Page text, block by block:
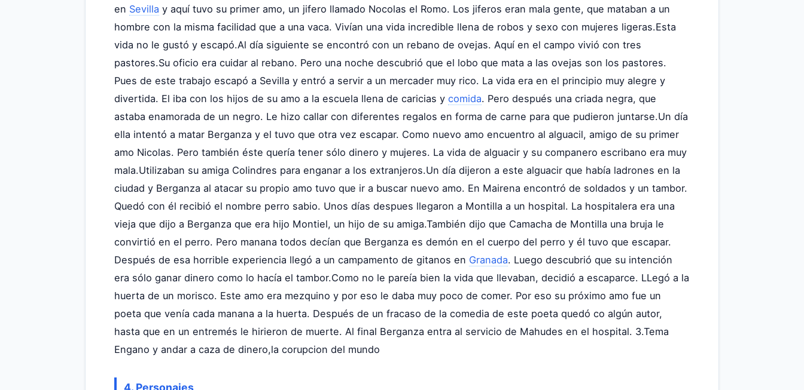
en Sevilla y aquí tuvo su primer amo, un jifero llamado Nocolas el Romo. Los jiferos eran mala gente, que mataban a un
hombre con la misma facilidad que a una vaca. Vivían una vida incredible llena de robos y sexo con mujeres ligeras.Esta
vida no le gustó y escapó.Al día siguiente se encontró con un rebano de ovejas. Aquí en el campo vivió con tres
pastores.Su oficio era cuidar al rebano. Pero una noche descubrió que el lobo que mata a las ovejas son los pastores.
Pues de este trabajo escapó a Sevilla y entró a servir a un mercader muy rico. La vida era en el principio muy alegre y
divertida. El iba con los hijos de su amo a la escuela llena de caricias y comida. Pero después una criada negra, que
astaba enamorada de un negro. Le hizo callar con diferentes regalos en forma de carne para que pudieron juntarse.Un día
ella intentó a matar Berganza y el tuvo que otra vez escapar. Como nuevo amo encuentro al alguacil, amigo de su primer
amo Nicolas. Pero también éste quería tener sólo dinero y mujeres. La vida de alguacir y su companero escribano era muy
mala.Utilizaban su amiga Colindres para enganar a los extranjeros.Un día dijeron a este alguacir que había ladrones en la
ciudad y Berganza al atacar su propio amo tuvo que ir a buscar nuevo amo. En Mairena encontró de soldados y un tambor.
Quedó con él recibió el nombre perro sabio. Unos días despues llegaron a Montilla a un hospital. La hospitalera era una
vieja que dijo a Berganza que era hijo Montiel, un hijo de su amiga.También dijo que Camacha de Montilla una bruja le
convirtió en el perro. Pero manana todos decían que Berganza es demón en el cuerpo del perro y él tuvo que escapar.
Después de esa horrible experiencia llegó a un campamento de gitanos en Granada. Luego descubrió que su intención
era sólo ganar dinero como lo hacía el tambor.Como no le pareía bien la vida que llevaban, decidió a escaparce. LLegó a la
huerta de un morisco. Este amo era mezquino y por eso le daba muy poco de comer. Por eso su próximo amo fue un
poeta que venía cada manana a la huerta. Después de un fracaso de la comedia de este poeta quedó co algún autor,
hasta que en un entremés le hirieron de muerte. Al final Berganza entra al servicio de Mahudes en el hospital. 3.Tema
Engano y andar a caza de dinero,la corupcion del mundo
4. Personajes